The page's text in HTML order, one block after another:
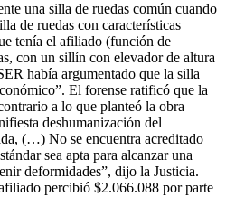
una silla de ruedas común cuando
de ruedas con características
tenía el afiliado (función de
con un sillín con elevador de altura
había argumentado que la silla
El forense ratificó que la
a lo que planteó la obra
deshumanización del
(…) No se encuentra acreditado
sea apta para alcanzar una
deformidades”, dijo la Justicia.
percibió $2.066.088 por parte